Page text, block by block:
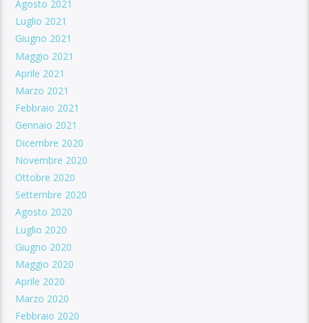
Agosto 2021
Luglio 2021
Giugno 2021
Maggio 2021
Aprile 2021
Marzo 2021
Febbraio 2021
Gennaio 2021
Dicembre 2020
Novembre 2020
Ottobre 2020
Settembre 2020
Agosto 2020
Luglio 2020
Giugno 2020
Maggio 2020
Aprile 2020
Marzo 2020
Febbraio 2020